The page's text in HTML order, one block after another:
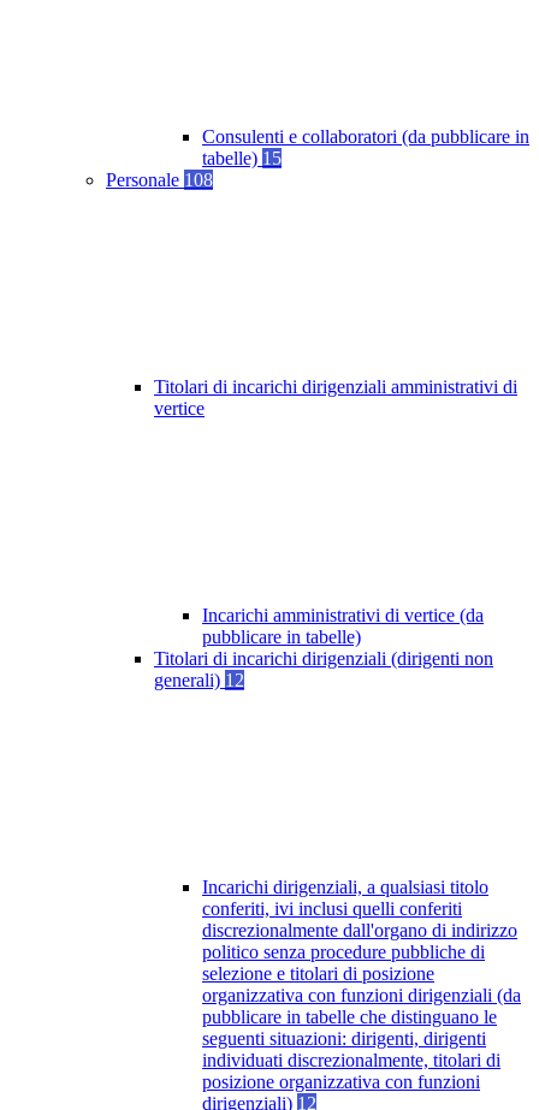
Consulenti e collaboratori (da pubblicare in
tabelle) 15
Personale 108
Titolari di incarichi dirigenziali amministrativi di
vertice
Incarichi amministrativi di vertice (da
pubblicare in tabelle)
Titolari di incarichi dirigenziali (dirigenti non
generali) 12
Incarichi dirigenziali, a qualsiasi titolo
conferiti, ivi inclusi quelli conferiti
discrezionalmente dall'organo di indirizzo
politico senza procedure pubbliche di
selezione e titolari di posizione
organizzativa con funzioni dirigenziali (da
pubblicare in tabelle che distinguano le
seguenti situazioni: dirigenti, dirigenti
individuati discrezionalmente, titolari di
posizione organizzativa con funzioni
dirigenziali) 12